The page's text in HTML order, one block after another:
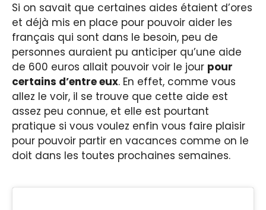
Si on savait que certaines aides étaient d’ores
et déjà mis en place pour pouvoir aider les
français qui sont dans le besoin, peu de
personnes auraient pu anticiper qu’une aide
de 600 euros allait pouvoir voir le jour pour
certains d’entre eux. En effet, comme vous
allez le voir, il se trouve que cette aide est
assez peu connue, et elle est pourtant
pratique si vous voulez enfin vous faire plaisir
pour pouvoir partir en vacances comme on le
doit dans les toutes prochaines semaines.